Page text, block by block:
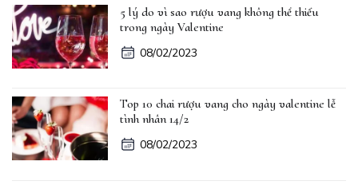
5 lý do vì sao rượu vang không thể thiếu
trong ngày Valentine
08/02/2023
Top 10 chai rượu vang cho ngày valentine lễ
tình nhân 14/2
08/02/2023